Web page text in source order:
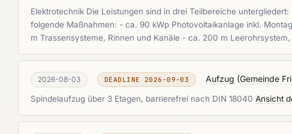
Elektrotechnik Die Leistungen sind in drei Teilbereiche
folgende Maßnahmen: - ca. 90 kWp Photovoltaikanlage inkl.
m Trassensysteme, Rinnen und Kanäle - ca. 200 m
2026-08-03 DEADLINE 2026-09-03 Aufzug (Gemeinde
Spindelaufzug über 3 Etagen, barrierefrei nach DIN 18040 Ansicht